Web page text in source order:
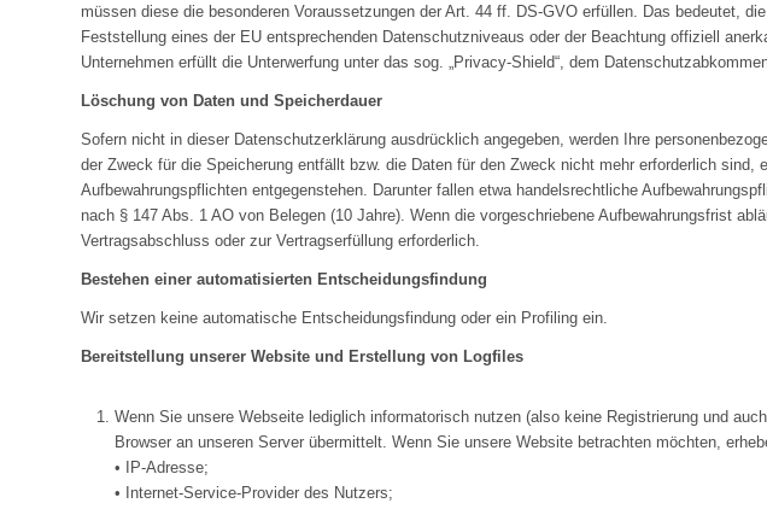
müssen diese die besonderen Voraussetzungen der Art. 44 ff. DS-GVO erfüllen. Das bedeutet,
Feststellung eines der EU entsprechenden Datenschutzniveaus oder der Beachtung offiziell
Unternehmen erfüllt die Unterwerfung unter das sog. „Privacy-Shield“, dem
Löschung von Daten und Speicherdauer
Sofern nicht in dieser Datenschutzerklärung ausdrücklich angegeben, werden Ihre
der Zweck für die Speicherung entfällt bzw. die Daten für den Zweck nicht mehr erforderlich
Aufbewahrungspflichten entgegenstehen. Darunter fallen etwa handelsrechtliche
nach § 147 Abs. 1 AO von Belegen (10 Jahre). Wenn die vorgeschriebene Aufbewahrungsfrist
Vertragsabschluss oder zur Vertragserfüllung erforderlich.
Bestehen einer automatisierten Entscheidungsfindung
Wir setzen keine automatische Entscheidungsfindung oder ein Profiling ein.
Bereitstellung unserer Website und Erstellung von Logfiles
Wenn Sie unsere Webseite lediglich informatorisch nutzen (also keine Registrierung und
Browser an unseren Server übermittelt. Wenn Sie unsere Website betrachten möchten,
• IP-Adresse;
• Internet-Service-Provider des Nutzers;